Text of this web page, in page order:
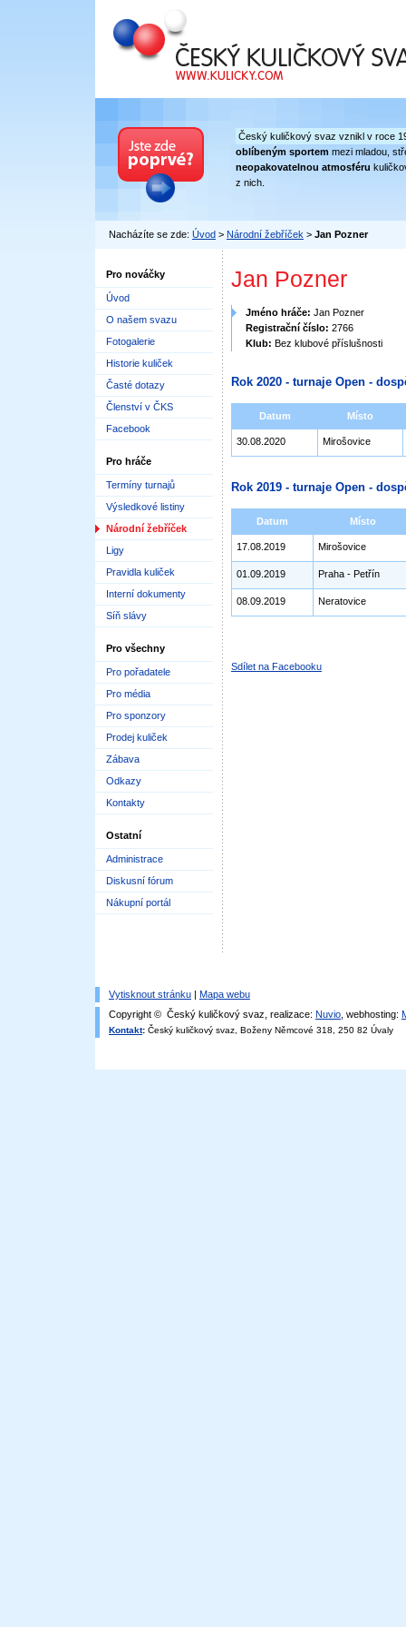
Český kuličkový svaz
Český kuličkový svaz vznikl v roce
oblíbeným sportem mezi mladou,
neopakovatelnou atmosféru
z nich.
Nacházíte se zde: Úvod > Národní žebříček > Jan Pozner
Pro nováčky
Úvod
O našem svazu
Fotogalerie
Historie kuliček
Časté dotazy
Členství v ČKS
Facebook
Pro hráče
Termíny turnajů
Výsledkové listiny
Národní žebříček
Ligy
Pravidla kuliček
Interní dokumenty
Síň slávy
Pro všechny
Pro pořadatele
Pro média
Pro sponzory
Prodej kuliček
Zábava
Odkazy
Kontakty
Ostatní
Administrace
Diskusní fórum
Nákupní portál
Jan Pozner
Jméno hráče: Jan Pozner
Registrační číslo: 2766
Klub: Bez klubové příslušnosti
Rok 2020 - turnaje Open -
Datum Místo
30.08.2020 Mirošovice
Rok 2019 - turnaje Open -
Datum Místo
17.08.2019 Mirošovice
01.09.2019 Praha - Petřín
08.09.2019 Neratovice
Sdílet na Facebooku
Vytisknout stránku | Mapa webu
Copyright © Český kuličkový svaz, realizace: Nuvio , webhosting:
Kontakt: Český kuličkový svaz, Boženy Němcové 318, 250 82 Úvaly